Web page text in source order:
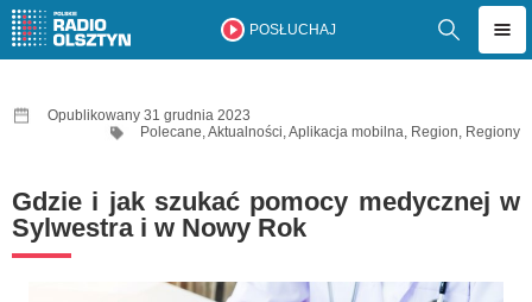
POSŁUCHAJ
Opublikowany 31 grudnia 2023
Polecane,Aktualności,Aplikacja mobilna, Region, Regiony
Gdzie i jak szukać pomocy medycznej w
Sylwestra i w Nowy Rok